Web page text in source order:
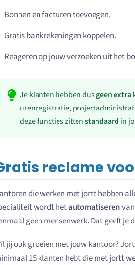
Bonnen en facturen toevoegen.
Gratis bankrekeningen koppelen.
Reageren op jouw verzoeken uit het
Je klanten hebben dusgeen extra
urenregistratie,
deze functies zittenstandaard in
reclame
die werken met jortt hebben
wordt hetautomatiseren
geen mensenwerk. Dat geeft je
jij ook groeien met jouw kantoor?
15 klanten hebt die met jortt